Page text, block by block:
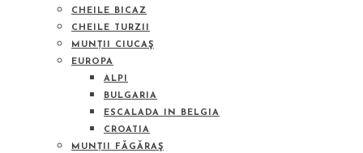
CHEILE BICAZ
CHEILE TURZII
MUNȚII CIUCAŞ
EUROPA
ALPI
BULGARIA
ESCALADA IN BELGIA
CROATIA
MUNȚII FĂGĂRAŞ